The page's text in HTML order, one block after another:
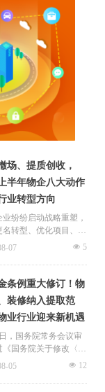
场、提质创收，
半年物企八大动作
业转型方向
业纷纷启动战略重塑，
名转型、优化项目、升
、挖掘增值收入等多重
经营动作，也为行业下
展指明方向。
넶 5
07
条例重大修订！物
装修纳入提取范
业行业迎来新机遇
，国务院常务会议审
《国务院关于修改〈住
金管理条例〉的决定
历史性扩容。提取情形
넶 12
05